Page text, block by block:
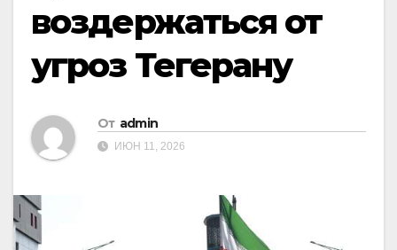
воздержаться от
угроз Тегерану
От admin
ИЮН 11, 2026